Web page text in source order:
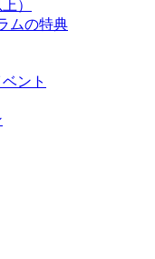
）
ムの特典
ント